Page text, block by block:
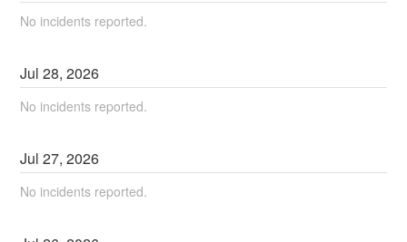
No incidents reported.
Jul28,2026
No incidents reported.
Jul27,2026
No incidents reported.